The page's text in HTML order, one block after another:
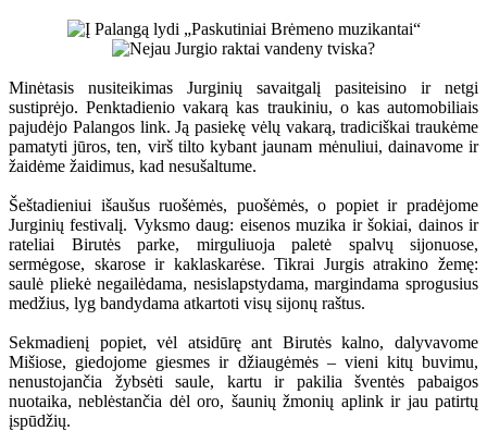
Minėtasis nusiteikimas Jurginių savaitgalį pasiteisino ir netgi
sustiprėjo. Penktadienio vakarą kas traukiniu, o kas automobiliais
pajudėjo Palangos link. Ją pasiekę vėlų vakarą, tradiciškai traukėme
pamatyti jūros, ten, virš tilto kybant jaunam mėnuliui, dainavome ir
žaidėme žaidimus, kad nesušaltume.
Šeštadieniui išaušus ruošėmės, puošėmės, o popiet ir pradėjome
Jurginių festivalį. Vyksmo daug: eisenos muzika ir šokiai, dainos ir
rateliai Birutės parke, mirguliuoja paletė spalvų sijonuose,
sermėgose, skarose ir kaklaskarėse. Tikrai Jurgis atrakino žemę:
saulė pliekė negailėdama, nesislapstydama, margindama sprogusius
medžius, lyg bandydama atkartoti visų sijonų raštus.
Sekmadienį popiet, vėl atsidūrę ant Birutės kalno, dalyvavome
Mišiose, giedojome giesmes ir džiaugėmės – vieni kitų buvimu,
nenustojančia žybsėti saule, kartu ir pakilia šventės pabaigos
nuotaika, neblėstančia dėl oro, šaunių žmonių aplink ir jau patirtų
įspūdžių.